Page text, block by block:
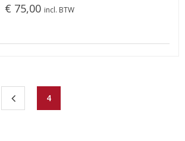
€ 75,00 incl. BTW
4